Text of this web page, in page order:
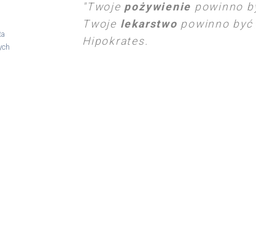
"Twoje pożywienie powinno
Twoje lekarstwo powinno być
Hipokrates.